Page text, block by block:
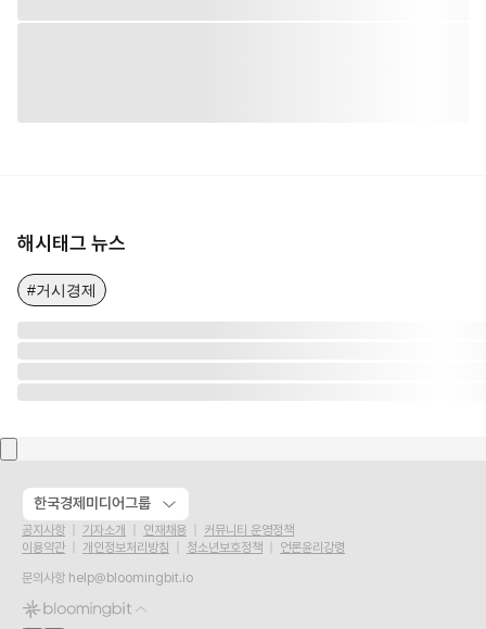
해시태그 뉴스
#거시경제
한국경제미디어그룹
공지사항 기자소개 인재채용
커뮤니티 운영정책
이용약관
개인정보처리방침 청소년보호정책
언론윤리강령
문의사항 help@bloomingbit.io